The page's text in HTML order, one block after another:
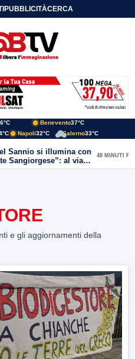
PUBBLICITÀCERCA
Benevento37°C
Napoli32°C Salerno33°C
Sannio si illumina con
Sangiorgese”: al via la
cultura, musica e grandi
48 MINUTI FA
e gli aggiornamenti della